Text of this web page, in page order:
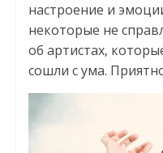
настроение и
некоторые не
об артистах,
сошли с ума.